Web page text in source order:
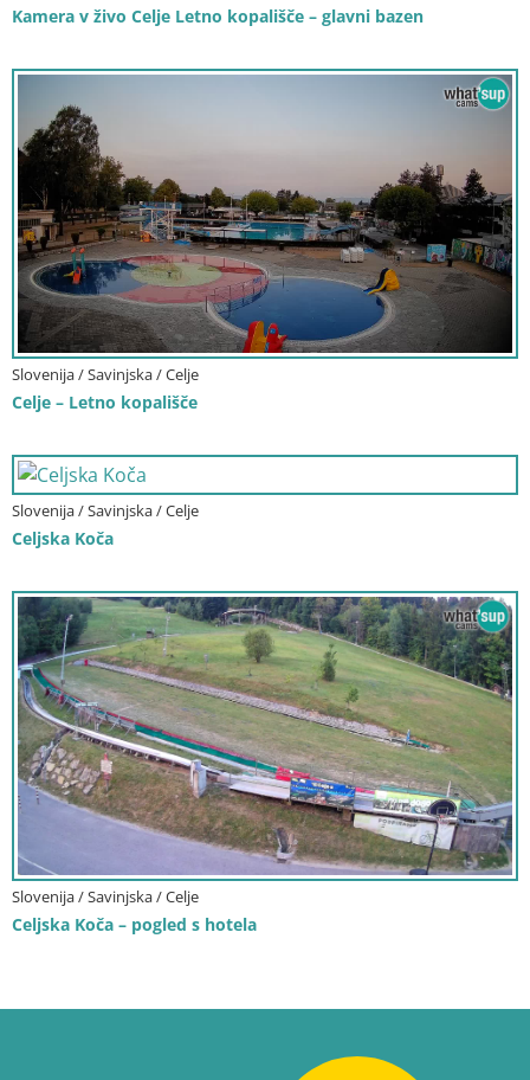
Kamera v živo Celje Letno kopališče – glavni bazen
Slovenija / Savinjska / Celje
Celje – Letno kopališče
Slovenija / Savinjska / Celje
Celjska Koča
Slovenija / Savinjska / Celje
Celjska Koča – pogled s hotela